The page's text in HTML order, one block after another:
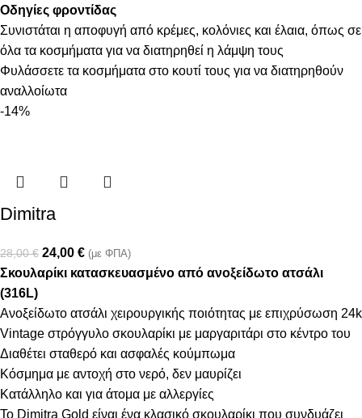
Οδηγίες φροντίδας
Συνιστάται η αποφυγή από κρέμες, κολόνιες και έλαια, όπως σε
όλα τα κοσμήματα για να διατηρηθεί η λάμψη τους
Φυλάσσετε τα κοσμήματα στο κουτί τους για να διατηρηθούν
αναλλοίωτα
-14%
Dimitra
28,00€ 24,00 € (με ΦΠΑ)
Σκουλαρίκι κατασκευασμένο από ανοξείδωτο ατσάλι
(316L)
Ανοξείδωτο ατσάλι χειρουργικής ποιότητας με επιχρύσωση 24k
Vintage στρόγγυλο σκουλαρίκι με μαργαριτάρι στο κέντρο του
Διαθέτει σταθερό και ασφαλές κούμπωμα
Κόσμημα με αντοχή στο νερό, δεν μαυρίζει
Κατάλληλο και για άτομα με αλλεργίες
Το Dimitra Gold είναι ένα κλασικό σκουλαρίκι που συνδυάζει